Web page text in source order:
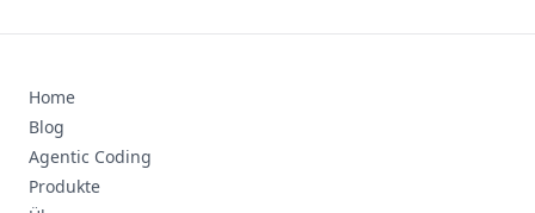
Home
Blog
Agentic Coding
Produkte